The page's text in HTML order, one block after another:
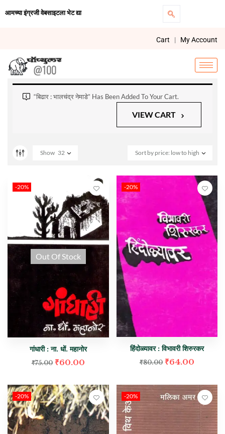
आमच्या इंग्रजी वेबसाइटला भेट द्या
Cart | My Account
“बिढार : भालचंद्र नेमाडे” Has Been Added To Your Cart.
VIEW CART
Sort by price: low to high
Show 32
-20%
Out Of Stock
गांधारी : ना. धों. महानोर
₹75.00 ₹60.00
-20%
हिंदोळ्यावर : विभावरी शिरुरकर
₹80.00 ₹64.00
-20% -20%